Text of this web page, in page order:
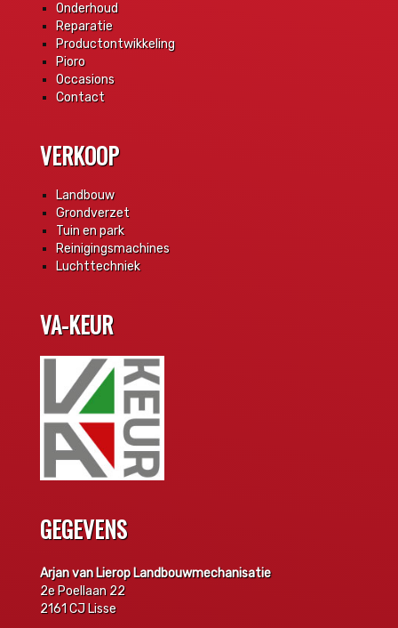
Onderhoud
Reparatie
Productontwikkeling
Pioro
Occasions
Contact
VERKOOP
Landbouw
Grondverzet
Tuin en park
Reinigingsmachines
Luchttechniek
VA-KEUR
GEGEVENS
Arjan van Lierop Landbouwmechanisatie
2e Poellaan 22
2161 CJ Lisse